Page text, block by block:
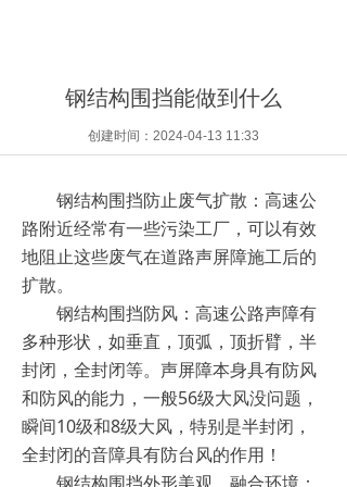
钢结构围挡能做到什么
钢结构围挡防止废气扩散：高速公
路附近经常有一些污染工厂，可以有效
地阻止这些废气在道路声屏障施工后的
扩散。
钢结构围挡防风：高速公路声障有
多种形状，如垂直，顶弧，顶折臂，半
封闭，全封闭等。声屏障本身具有防风
和防风的能力，一般56级大风没问题，
瞬间10级和8级大风，特别是半封闭，
全封闭的音障具有防台风的作用！
创建时间： 2024-04-13 11:33